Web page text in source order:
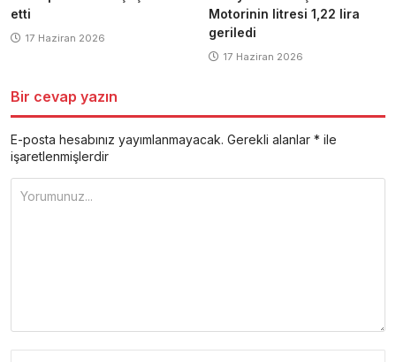
etti
17 Haziran 2026
Motorinin litresi 1,22 lira
geriledi
17 Haziran 2026
Bir cevap yazın
E-posta hesabınız yayımlanmayacak. Gerekli alanlar * ile
işaretlenmişlerdir